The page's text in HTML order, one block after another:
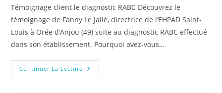
Témoignage client le diagnostic RABC Découvrez le
témoignage de Fanny Le Jallé, directrice de l’EHPAD Saint-
Louis à Orée d’Anjou (49) suite au diagnostic RABC effectué
dans son établissement. Pourquoi avez-vous…
Continuer La Lecture Témoignage
Client